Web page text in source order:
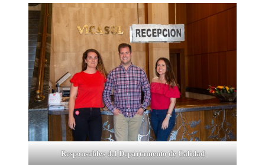
Responsables del Departamento de Calidad